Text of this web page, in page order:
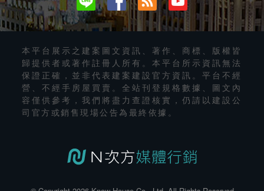
本平台展示之建案圖文資訊、著作、商標、版權皆
歸提供者或著作註冊人所有。本平台所示資訊無法
保證正確，並非代表建案建設官方資訊。平台不經
營、不經手房屋買賣。全站刊登規格數據、圖文內
容僅供參考，我們將盡力查證核實，仍請以建設公
司官方或銷售現場公告為最終依據。